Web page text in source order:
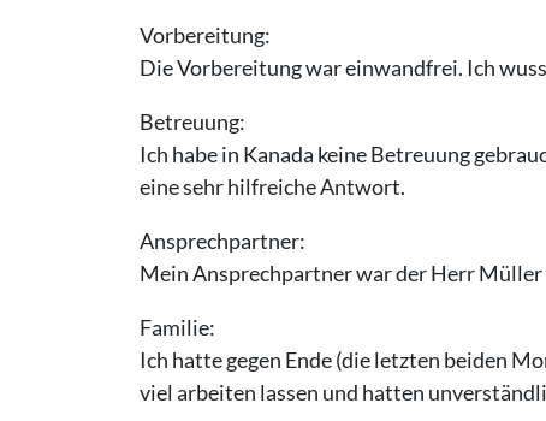
Vorbereitung:
Die Vorbereitung war einwandfrei. Ich
Betreuung:
Ich habe in Kanada keine Betreuung
eine sehr hilfreiche Antwort.
Ansprechpartner:
Mein Ansprechpartner war der Herr
Familie:
Ich hatte gegen Ende (die letzten beiden
viel arbeiten lassen und hatten